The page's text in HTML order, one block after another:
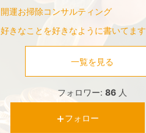
開運お掃除コンサルティング
好きなことを好きなように書いてます
一覧を見る
フォロワー: 86 人
フォロー